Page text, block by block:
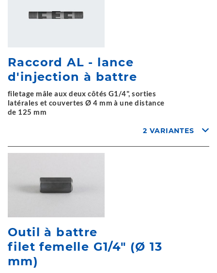
Raccord AL - lance
d'injection à battre
filetage mâle aux deux côtés G1/4", sorties
latérales et couvertes Ø 4 mm à une distance
de 125 mm
2 VARIANTES
Outil à battre
filet femelle G1/4" (Ø 13
mm)